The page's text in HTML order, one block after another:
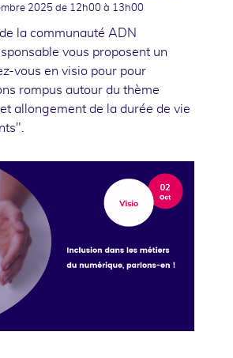
2025 de 12h00 à 13h00
la communauté ADN
vous proposent un
vous en visio pour pour
rompus autour du thème
allongement de la durée de vie